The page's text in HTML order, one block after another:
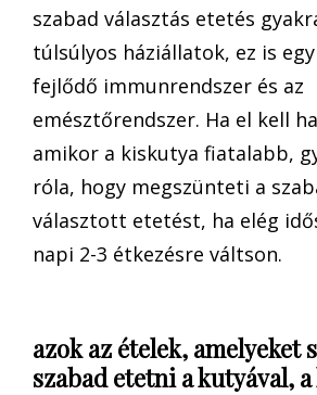
szabad választás etetés
túlsúlyos háziállatok, ez is
fejlődő immunrendszer és az
emésztőrendszer. Ha el kell
amikor a kiskutya fiatalabb,
róla, hogy megszünteti a
választott etetést, ha elég
napi 2-3 étkezésre váltson.
azok az ételek, amelyeket
szabad etetni a kutyával,